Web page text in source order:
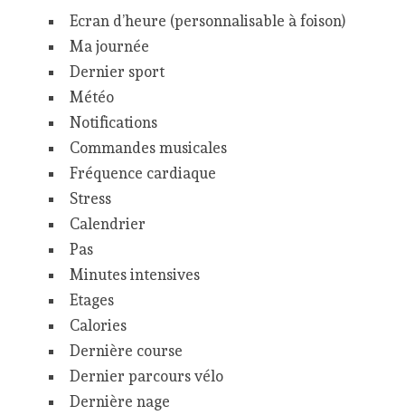
Ecran d’heure (personnalisable à foison)
Ma journée
Dernier sport
Météo
Notifications
Commandes musicales
Fréquence cardiaque
Stress
Calendrier
Pas
Minutes intensives
Etages
Calories
Dernière course
Dernier parcours vélo
Dernière nage